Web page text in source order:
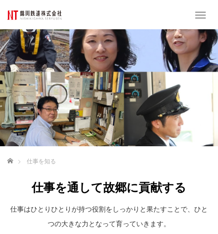
T
g
g
e
n
ホーム 仕事を知る
仕事を通して故郷に貢献する
仕事はひとりひとりが持つ役割をしっかりと果たすことで、ひと
つの大きな力となって育っていきます。